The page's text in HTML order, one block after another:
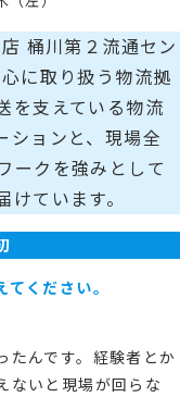
桶川第２流通セン
に取り扱う物流拠
を支えている物流
ションと、現場全
ークを強みとして
ています。
ください。
たんです。経験者とか
ないと現場が回らな